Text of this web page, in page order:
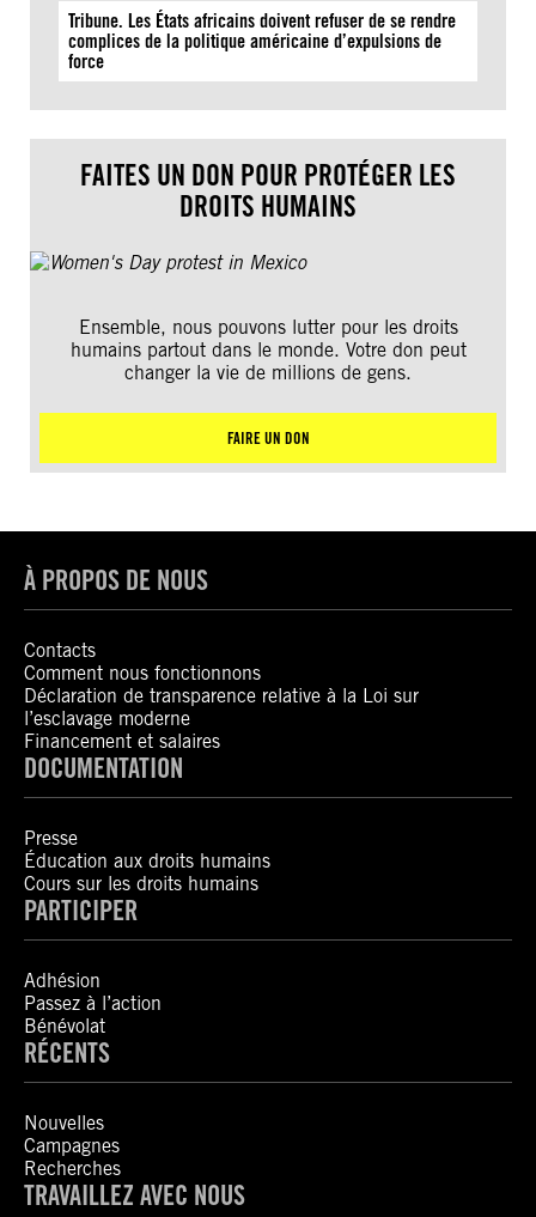
Tribune. Les États africains doivent refuser de se rendre
complices de la politique américaine d’expulsions de
force
FAITES UN DON POUR PROTÉGER LES
DROITS HUMAINS
Ensemble, nous pouvons lutter pour les droits
humains partout dans le monde. Votre don peut
changer la vie de millions de gens.
FAIRE UN DON
À PROPOS DE NOUS
Contacts
Comment nous fonctionnons
Déclaration de transparence relative à la Loi sur
l’esclavage moderne
Financement et salaires
DOCUMENTATION
Presse
Éducation aux droits humains
Cours sur les droits humains
PARTICIPER
Adhésion
Passez à l’action
Bénévolat
RÉCENTS
Nouvelles
Campagnes
Recherches
TRAVAILLEZ AVEC NOUS